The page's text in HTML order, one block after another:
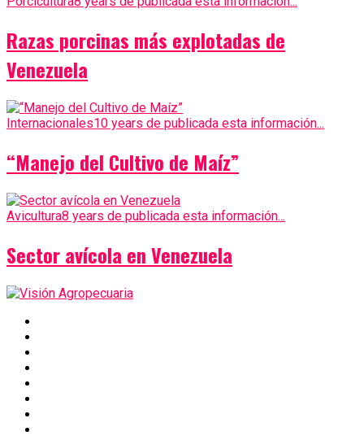
Razas porcinas más explotadas de
Venezuela
Internacionales10 years de publicada esta información...
“Manejo del Cultivo de Maíz”
Avicultura8 years de publicada esta información...
Sector avícola en Venezuela